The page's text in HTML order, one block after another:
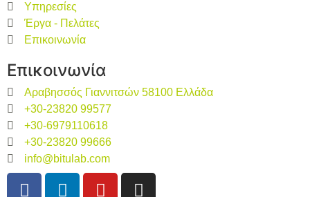
Υπηρεσίες
Έργα - Πελάτες
Επικοινωνία
Επικοινωνία
Αραβησσός Γιαννιτσών 58100 Ελλάδα
+30-23820 99577
+30-6979110618
+30-23820 99666
info@bitulab.com